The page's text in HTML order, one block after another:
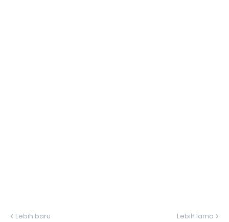
Lebih baru Lebih lama